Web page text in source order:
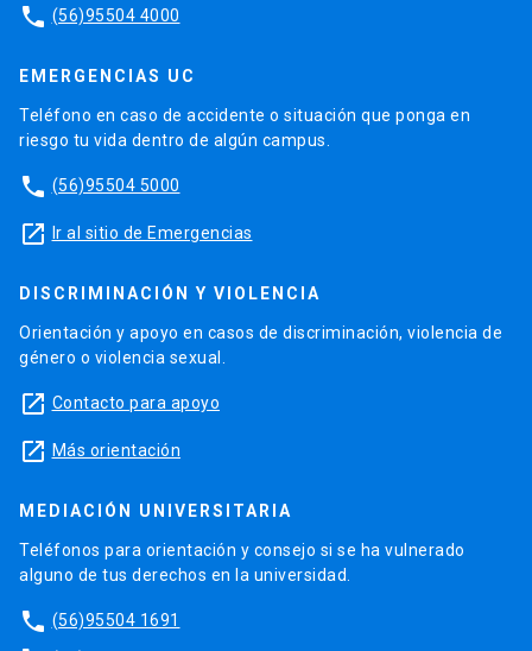
phone (56)95504 4000
EMERGENCIAS UC
Teléfono en caso de accidente o situación que ponga en
riesgo tu vida dentro de algún campus.
phone (56)95504 5000
launch Ir al sitio de Emergencias
DISCRIMINACIÓN Y VIOLENCIA
Orientación y apoyo en casos de discriminación, violencia de
género o violencia sexual.
launch Contacto para apoyo
launch Más orientación
MEDIACIÓN UNIVERSITARIA
Teléfonos para orientación y consejo si se ha vulnerado
alguno de tus derechos en la universidad.
phone (56)95504 1691